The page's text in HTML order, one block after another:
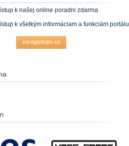
k našej online poradni zdarma
k všetkým informáciam a funkciám portálu
zaregistrujte sa